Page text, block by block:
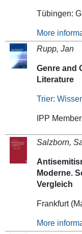
Tübingen:
More
Rupp, Jan
Genre and
Literature
Trier:
IPP
Salzborn,
Moderne.
Vergleich
Frankfurt
More